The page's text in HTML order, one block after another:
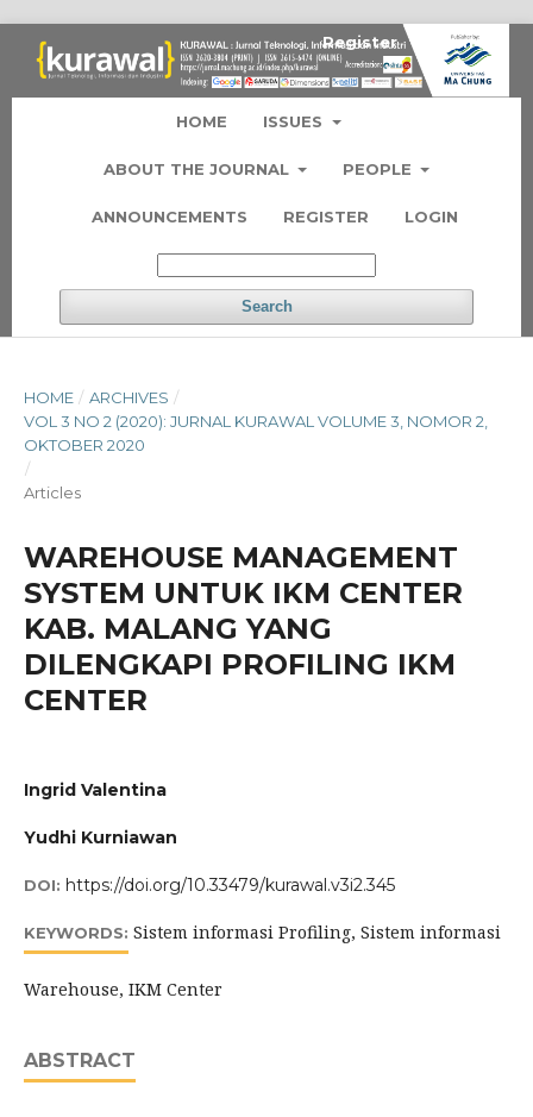
HOME ISSUES
ABOUT THE JOURNAL PEOPLE
ANNOUNCEMENTS REGISTER LOGIN
Search
Register Login
HOME / ARCHIVES /
VOL 3 NO 2 (2020): JURNAL KURAWAL VOLUME 3, NOMOR 2,
OKTOBER 2020
/
Articles
WAREHOUSE MANAGEMENT
SYSTEM UNTUK IKM CENTER
KAB. MALANG YANG
DILENGKAPI PROFILING IKM
CENTER
Ingrid Valentina
Yudhi Kurniawan
DOI: https://doi.org/10.33479/kurawal.v3i2.345
KEYWORDS: Sistem informasi Profiling, Sistem informasi
Warehouse, IKM Center
ABSTRACT